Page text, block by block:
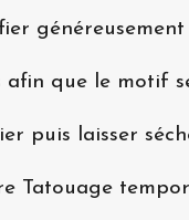
afin que le motif
puis laisser
Tatouage